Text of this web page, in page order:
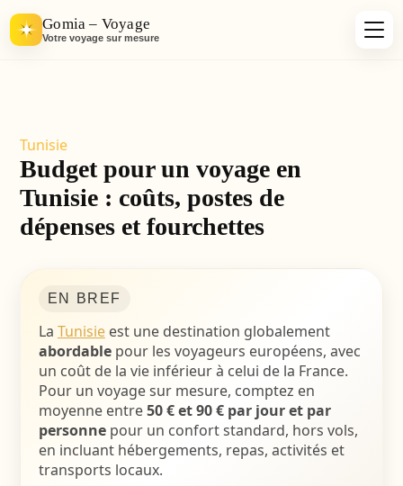
Gomia – Voyage
Votre voyage sur mesure
Tunisie
Budget pour un voyage en
Tunisie : coûts, postes de
dépenses et fourchettes
EN BREF
La Tunisieest une destination globalement
abordablepour les voyageurs européens, avec
un coût de la vie inférieur à celui de la France.
Pour un voyage sur mesure, comptez en
moyenne entre50 € et 90 € par jour et par
personnepour un confort standard, hors vols,
en incluant hébergements, repas, activités et
transports locaux.